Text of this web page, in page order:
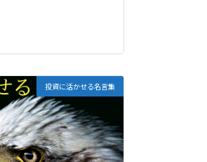
投資に活かせる名言集